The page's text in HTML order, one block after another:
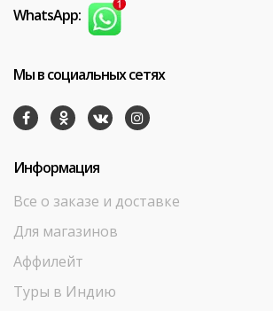
WhatsApp:
Мы в социальных сетях
Информация
Все о заказе и доставке
Для магазинов
Аффилейт
Туры в Индию